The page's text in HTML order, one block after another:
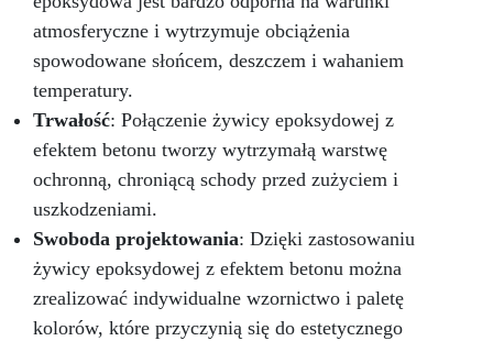
atmosferyczne i wytrzymuje obciążenia
spowodowane słońcem, deszczem i wahaniem
temperatury.
Trwałość: Połączenie żywicy epoksydowej z
efektem betonu tworzy wytrzymałą warstwę
ochronną, chroniącą schody przed zużyciem i
uszkodzeniami.
Swoboda projektowania: Dzięki zastosowaniu
żywicy epoksydowej z efektem betonu można
zrealizować indywidualne wzornictwo i paletę
kolorów, które przyczynią się do estetycznego